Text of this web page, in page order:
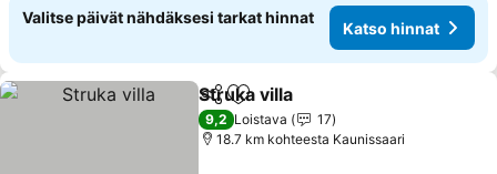
Valitse päivät nähdäksesi tarkat hinnat
Katso hinnat
Jaa Lisää suosikkeihin
Struka villa
9,2 Loistava
17
18.7 km kohteesta Kaunissaari